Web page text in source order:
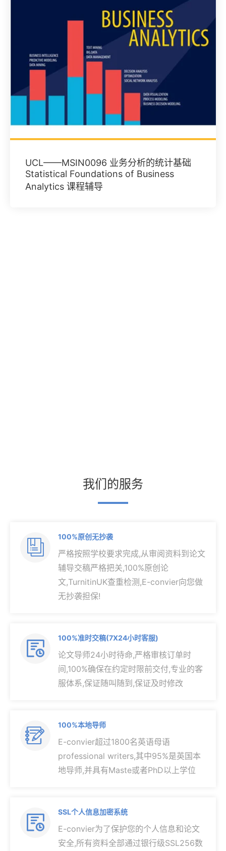
UCL——MSIN0096 业务分析的统计基础
Statistical Foundations of Business
Analytics 课程辅导
我们的服务

100%原创无抄袭
严格按照学校要求完成,从审阅资料到论文
辅导交稿严格把关,100%原创论
文,TurnitinUK查重检测,E-convier向您做
无抄袭担保!

100%准时交稿(7X24小时客服)
论文导师24小时待命,严格审核订单时
间,100%确保在约定时限前交付,专业的客
服体系,保证随叫随到,保证及时修改

100%本地导师
E-convier超过1800名英语母语
professional writers,其中95%是英国本
地导师,并具有Maste或者PhD以上学位

SSL个人信息加密系统
E-convier为了保护您的个人信息和论文
安全,所有资料全部通过银行级SSL256数